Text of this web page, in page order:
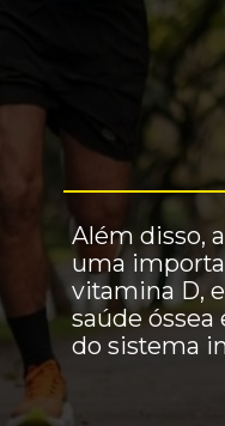
Além disso,
uma
vitamina D,
saúde
do sistema